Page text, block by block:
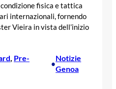
fisica e tattica
internazionali, fornendo
Vieira in vista dell’inizio
Pre-
•
Notizie
Genoa